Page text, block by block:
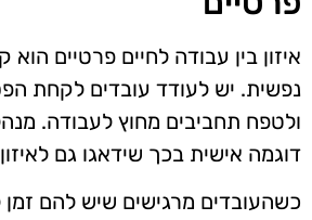
איזון בין עבודה לחיים פרטיים הוא
נפשית. יש לעודד עובדים לקחת
ולטפח תחביבים מחוץ לעבודה.
דוגמה אישית בכך שידאגו גם
כשהעובדים מרגישים שיש להם